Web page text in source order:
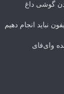
گوشی داغ
نباید انجام دهیم
وای‌فای